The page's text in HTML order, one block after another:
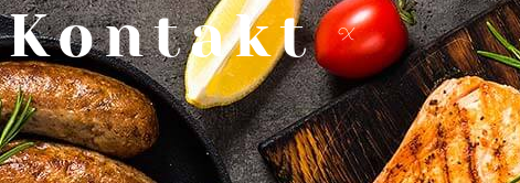
Kontakt X